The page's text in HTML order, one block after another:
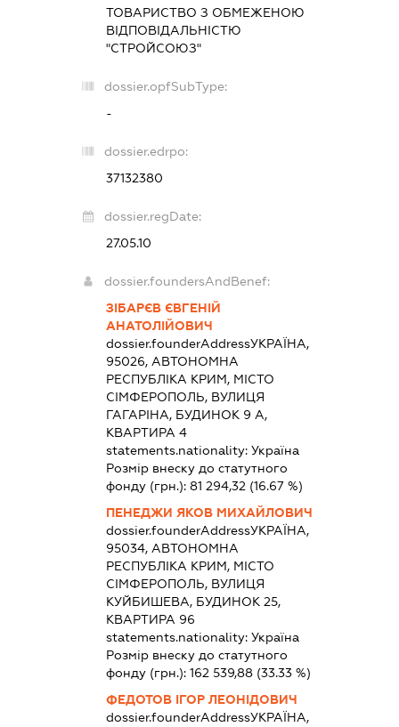
ТОВАРИСТВО З ОБМЕЖЕНОЮ
ВІДПОВІДАЛЬНІСТЮ
"СТРОЙСОЮЗ"
dossier.opfSubType:
-
dossier.edrpo:
37132380
dossier.regDate:
27.05.10
dossier.foundersAndBenef:
ЗІБАРЄВ ЄВГЕНІЙ
АНАТОЛІЙОВИЧ
dossier.founderAddressУКРАЇНА,
95026, АВТОНОМНА
РЕСПУБЛІКА КРИМ, МІСТО
СІМФЕРОПОЛЬ, ВУЛИЦЯ
ГАГАРІНА, БУДИНОК 9 А,
КВАРТИРА 4
statements.nationality:Україна
Розмір внеску до статутного
фонду (грн.):81 294,32 (16.67 %)
ПЕНЕДЖИ ЯКОВ МИХАЙЛОВИЧ
dossier.founderAddressУКРАЇНА,
95034, АВТОНОМНА
РЕСПУБЛІКА КРИМ, МІСТО
СІМФЕРОПОЛЬ, ВУЛИЦЯ
КУЙБИШЕВА, БУДИНОК 25,
КВАРТИРА 96
statements.nationality:Україна
Розмір внеску до статутного
фонду (грн.):162 539,88 (33.33 %)
ФЕДОТОВ ІГОР ЛЕОНІДОВИЧ
dossier.founderAddressУКРАЇНА,